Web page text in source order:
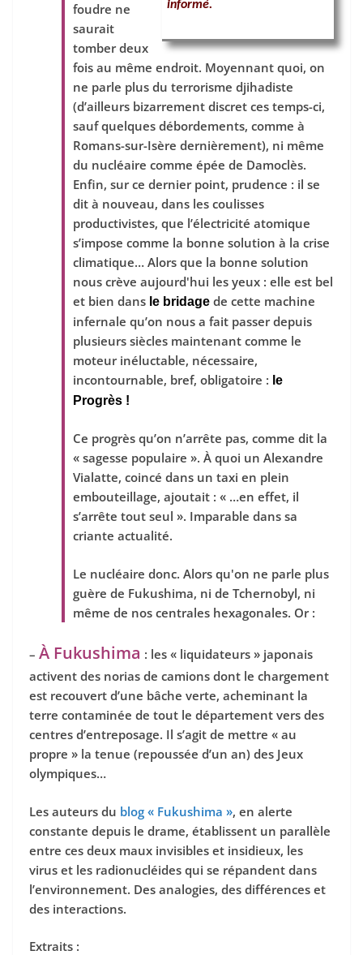
informé.
foudre ne
saurait
tomber deux
fois au même endroit. Moyennant quoi, on
ne parle plus du terrorisme djihadiste
(d’ailleurs bizarrement discret ces temps-ci,
sauf quelques débordements, comme à
Romans-sur-Isère dernièrement), ni même
du nucléaire comme épée de Damoclès.
Enfin, sur ce dernier point, prudence : il se
dit à nouveau, dans les coulisses
productivistes, que l’électricité atomique
s’impose comme la bonne solution à la crise
climatique… Alors que la bonne solution
nous crève aujourd'hui les yeux : elle est bel
et bien dans le bridage de cette machine
infernale qu’on nous a fait passer depuis
plusieurs siècles maintenant comme le
moteur inéluctable, nécessaire,
incontournable, bref, obligatoire : le
Progrès !
Ce progrès qu’on n’arrête pas, comme dit la
« sagesse populaire ». À quoi un Alexandre
Vialatte, coincé dans un taxi en plein
embouteillage, ajoutait : « …en effet, il
s’arrête tout seul ». Imparable dans sa
criante actualité.
Le nucléaire donc. Alors qu'on ne parle plus
guère de Fukushima, ni de Tchernobyl, ni
même de nos centrales hexagonales. Or :
– À Fukushima : les « liquidateurs » japonais
activent des norias de camions dont le chargement
est recouvert d’une bâche verte, acheminant la
terre contaminée de tout le département vers des
centres d’entreposage. Il s’agit de mettre « au
propre » la tenue (repoussée d’un an) des Jeux
olympiques…
Les auteurs du blog « Fukushima », en alerte
constante depuis le drame, établissent un parallèle
entre ces deux maux invisibles et insidieux, les
virus et les radionucléides qui se répandent dans
l’environnement. Des analogies, des différences et
des interactions.
Extraits :